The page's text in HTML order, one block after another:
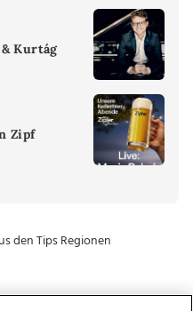
Kurtág
Zipf